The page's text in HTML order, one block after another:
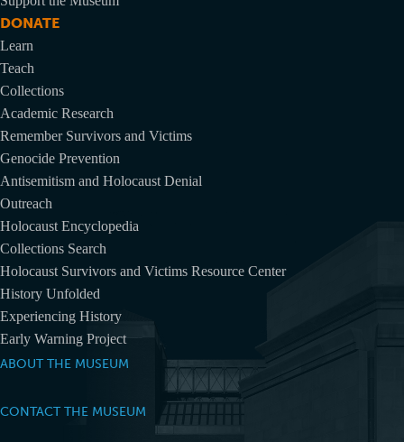
DONATE
Learn
Teach
Collections
Academic Research
Remember Survivors and Victims
Genocide Prevention
Antisemitism and Holocaust Denial
Outreach
Holocaust Encyclopedia
Collections Search
Holocaust Survivors and Victims Resource Center
History Unfolded
Experiencing History
Early Warning Project
ABOUT THE MUSEUM
CONTACT THE MUSEUM